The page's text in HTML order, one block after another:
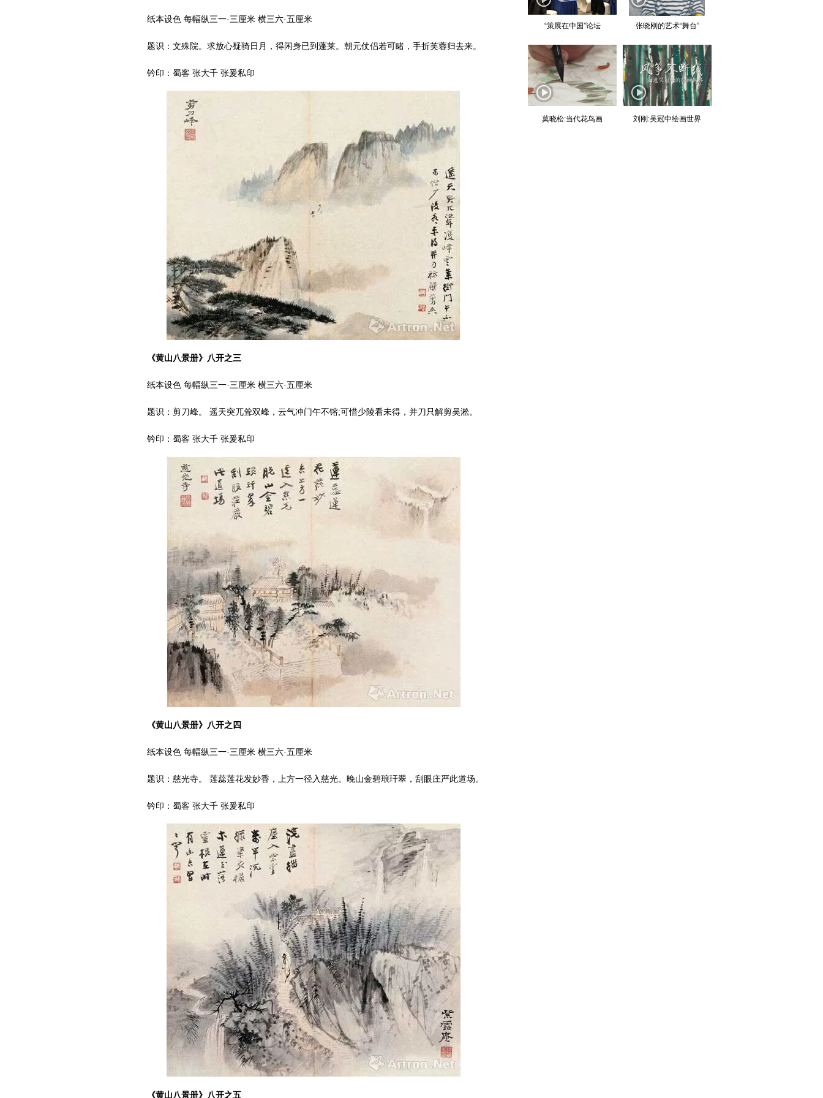
纸本设色 每幅纵三一·三厘米 横三六·五厘米
题识：文殊院。求放心疑骑日月，得闲身已到蓬莱。朝元仗侣若可睹，手折芙蓉归去来。
钤印：蜀客 张大千 张爰私印
《黄山八景册》八开之三
纸本设色 每幅纵三一·三厘米 横三六·五厘米
题识：剪刀峰。 遥天突兀耸双峰，云气冲门午不镕;可惜少陵看未得，并刀只解剪吴淞。
钤印：蜀客 张大千 张爰私印
《黄山八景册》八开之四
纸本设色 每幅纵三一·三厘米 横三六·五厘米
题识：慈光寺。 莲蕊莲花发妙香，上方一径入慈光。晚山金碧琅玕翠，刮眼庄严此道场。
钤印：蜀客 张大千 张爰私印
《黄山八景册》八开之五
“策展在中国”论坛 张晓刚的艺术“舞台”
莫晓松:当代花鸟画 刘刚:吴冠中绘画世界